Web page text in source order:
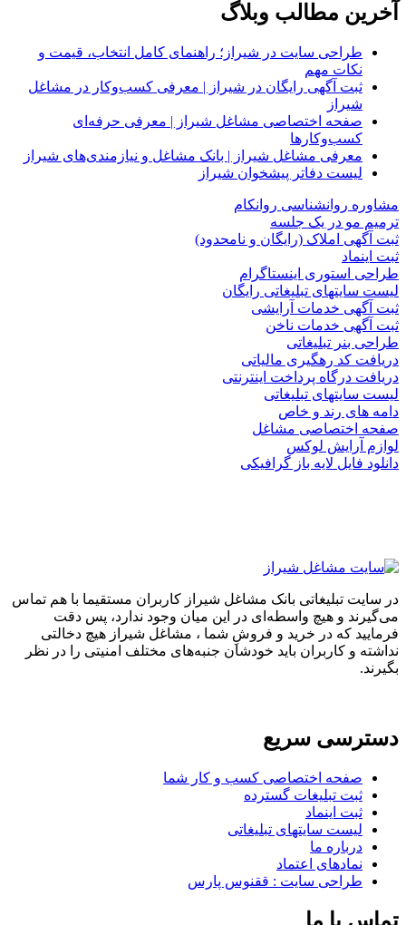
آخرین مطالب وبلاگ
طراحی سایت در شیراز؛ راهنمای کامل انتخاب، قیمت و
نکات مهم
ثبت آگهی رایگان در شیراز | معرفی کسب‌وکار در مشاغل
شیراز
صفحه اختصاصی مشاغل شیراز | معرفی حرفه‌ای
کسب‌وکارها
معرفی مشاغل شیراز | بانک مشاغل و نیازمندی‌های شیراز
لیست دفاتر پیشخوان شیراز
مشاوره روانشناسی روانکام
ترمیم مو در یک جلسه
ثبت آگهی املاک (رایگان و نامحدود)
ثبت اینماد
طراحی استوری اینستاگرام
لیست سایتهای تبلیغاتی رایگان
ثبت آگهی خدمات آرایشی
ثبت آگهی خدمات ناخن
طراحی بنر تبلیغاتی
دریافت کد رهگیری مالیاتی
دریافت درگاه پرداخت اینترنتی
لیست سایتهای تبلیغاتی
دامه های رند و خاص
صفحه اختصاصی مشاغل
لوازم آرایش لوکس
دانلود فایل لایه باز گرافیکی
در سایت تبلیغاتی بانک مشاغل شیراز کاربران مستقیما با هم تماس
می‌گیرند و هیچ واسطه‌ای در این میان وجود ندارد، پس دقت
فرمایید که در خرید و فروشِ شما ، مشاغل شیراز هیچ دخالتی
نداشته و کاربران باید خودشان جنبه‌های مختلف امنیتی را در نظر
بگیرند.
دسترسی سریع
صفحه اختصاصی کسب و کار شما
ثبت تبلیغات گسترده
ثبت اینماد
لیست سایتهای تبلیغاتی
درباره ما
نمادهای اعتماد
طراحی سایت : ققنوس پارس